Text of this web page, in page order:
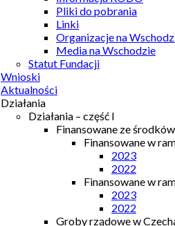
Pliki do pobrania
Linki
Organizacje na
Media na Wschodzie
Statut Fundacji
Wnioski
Aktualności
Działania
Działania – część I
Finansowane ze
Finansowane w
2023
2022
Finansowane w
2023
2022
Groby rządowe w